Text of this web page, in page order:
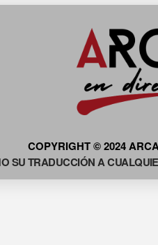
COPYRIGHT © 2024
SU TRADUCCIÓN A